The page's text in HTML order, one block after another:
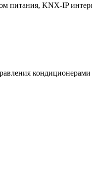
питания, KNX-IP
кондиционерами